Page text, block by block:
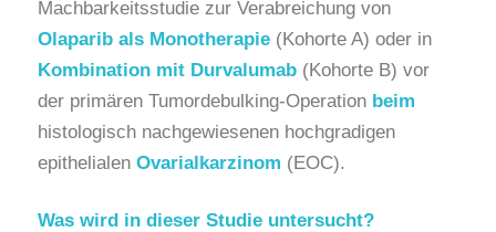
Machbarkeitsstudie zur Verabreichung von
Olaparib als Monotherapie (Kohorte A) oder in
Kombination mit Durvalumab (Kohorte B) vor
der primären Tumordebulking-Operation beim
histologisch nachgewiesenen hochgradigen
epithelialen Ovarialkarzinom (EOC).
Was wird in dieser Studie untersucht?